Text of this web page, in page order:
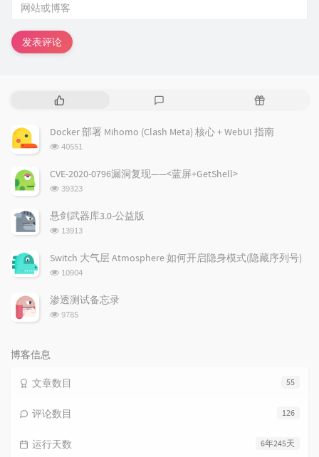
发表评论
热
文
章
评
随
文
章
Docker 部署 Mihomo (Clash Meta) 核心 + WebUI 指南
浏
次
40551
CVE-2020-0796漏洞复现——<蓝屏+GetShell>
浏
次
数:
39323
悬剑武器库3.0-公益版
浏
次
13913
Switch 大气层 Atmosphere 如何开启隐身模式(隐藏序列号)
浏
次
数:
10904
渗透测试备忘录
浏
9785
博客信息
55
文章数目
126
评论数目
6年245天
运行天数